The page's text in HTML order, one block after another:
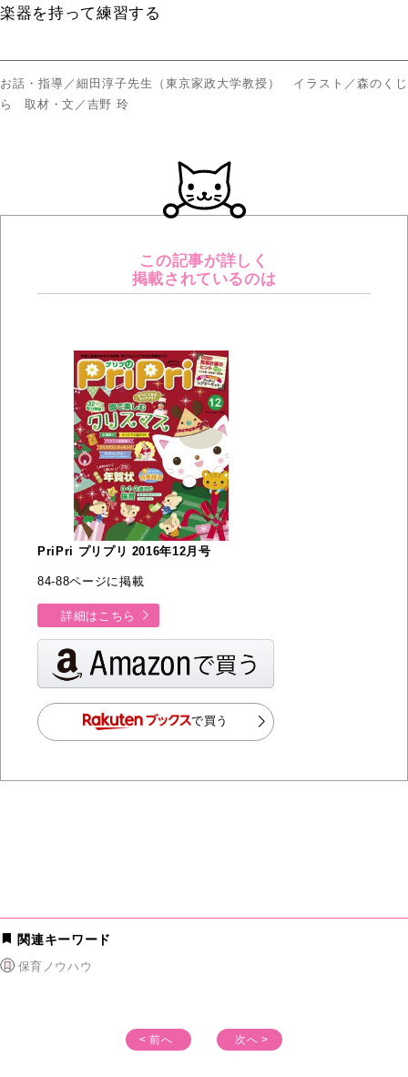
楽器を持って練習する
お話・指導／細田淳子先生（東京家政大学教授） イラスト／森のくじ
ら 取材・文／吉野 玲
この記事が詳しく
掲載されているのは
PriPri プリプリ 2016年12月号
84-88ページに掲載
詳細はこちら
で買う
関連キーワード
保育ノウハウ
< 前へ 次へ >